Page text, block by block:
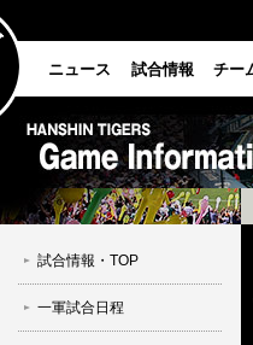
ニュース 試合情報 チー
試合情報・TOP
一軍試合日程